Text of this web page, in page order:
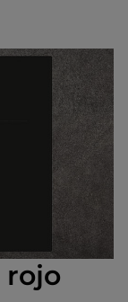
rojo